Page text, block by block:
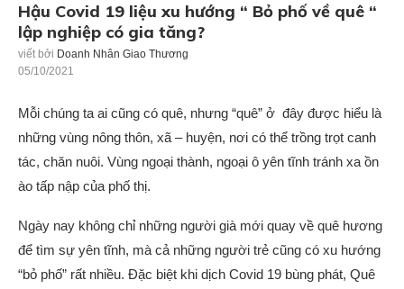
Hậu Covid 19 liệu xu hướng “ Bỏ phố về quê “
lập nghiệp có gia tăng?
viết bởi Doanh Nhân Giao Thương
05/10/2021
Mỗi chúng ta ai cũng có quê, nhưng “quê” ở đây được hiểu là
những vùng nông thôn, xã – huyện, nơi có thể trồng trọt canh
tác, chăn nuôi. Vùng ngoại thành, ngoại ô yên tĩnh tránh xa ồn
ào tấp nập của phố thị.
Ngày nay không chỉ những người già mới quay về quê hương
để tìm sự yên tĩnh, mà cả những người trẻ cũng có xu hướng
“bỏ phố” rất nhiều. Đặc biệt khi dịch Covid 19 bùng phát, Quê